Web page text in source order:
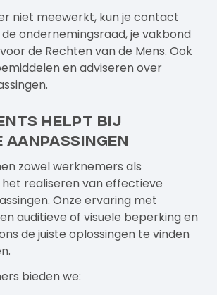
niet meewerkt, kun je contact
ondernemingsraad, je vakbond
de Rechten van de Mens. Ook
en adviseren over
helpt bij
zowel werknemers als
realiseren van effectieve
Onze ervaring met
auditieve of visuele beperking en
de juiste oplossingen te vinden
bieden we: